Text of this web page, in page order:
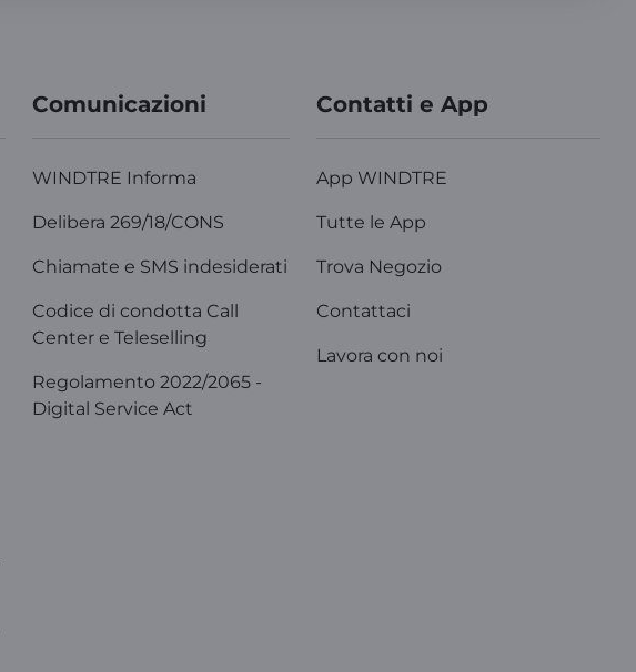
Comunicazioni
WINDTRE Informa
Delibera 269/18/CONS
Chiamate e SMS indesiderati
Codice di condotta Call
Center e Teleselling
Regolamento 2022/2065 -
Digital Service Act
Contatti e App
App WINDTRE
Tutte le App
Trova Negozio
Contattaci
Lavora con noi